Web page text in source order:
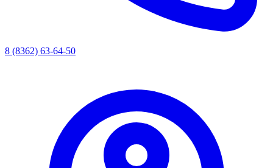
8 (8362) 63-64-50